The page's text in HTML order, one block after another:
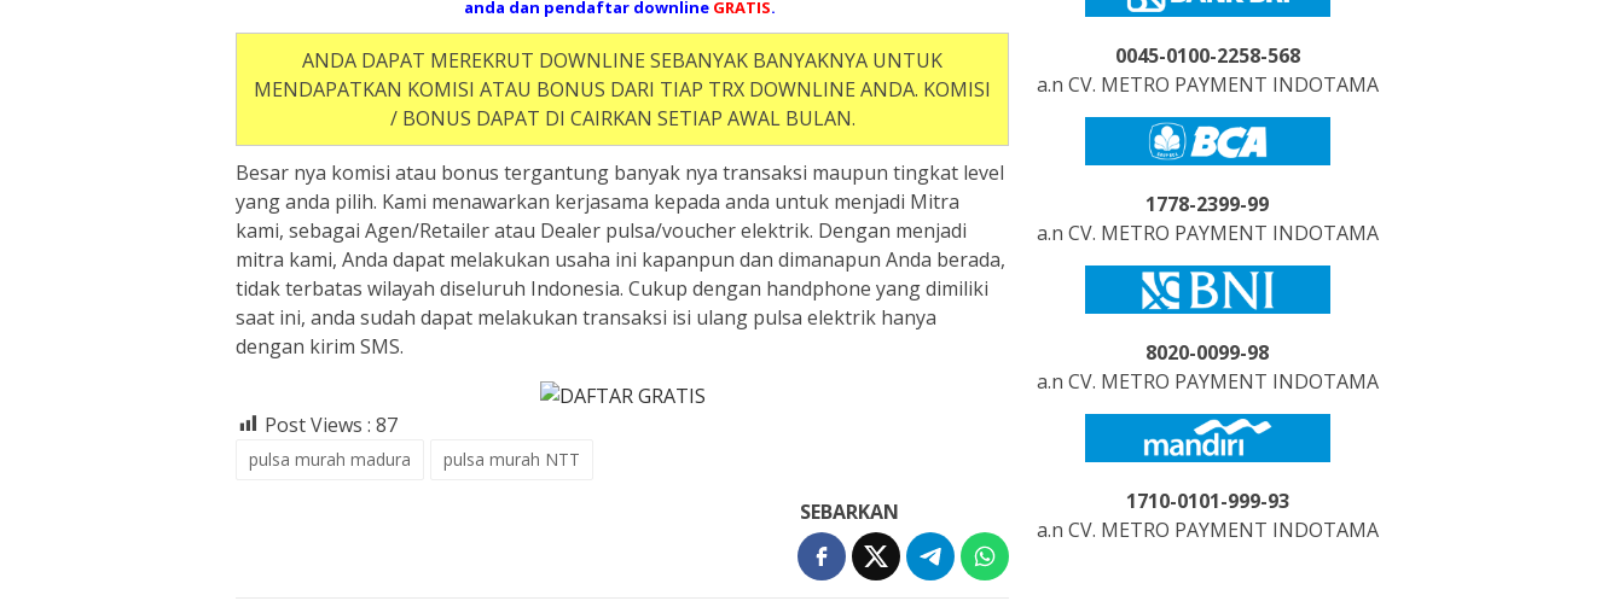
anda dan pendaftar downline GRATIS.
ANDA DAPAT MEREKRUT DOWNLINE SEBANYAK BANYAKNYA UNTUK
MENDAPATKAN KOMISI ATAU BONUS DARI TIAP TRX DOWNLINE ANDA. KOMISI
/ BONUS DAPAT DI CAIRKAN SETIAP AWAL BULAN.
Besar nya komisi atau bonus tergantung banyak nya transaksi maupun tingkat level
yang anda pilih. Kami menawarkan kerjasama kepada anda untuk menjadi Mitra
kami, sebagai Agen/Retailer atau Dealer pulsa/voucher elektrik. Dengan menjadi
mitra kami, Anda dapat melakukan usaha ini kapanpun dan dimanapun Anda berada,
tidak terbatas wilayah diseluruh Indonesia. Cukup dengan handphone yang dimiliki
saat ini, anda sudah dapat melakukan transaksi isi ulang pulsa elektrik hanya
dengan kirim SMS.
Post Views : 87
pulsa murah madura pulsa murah NTT
SEBARKAN
0045-0100-2258-568
a.n CV. METRO PAYMENT INDOTAMA
1778-2399-99
a.n CV. METRO PAYMENT INDOTAMA
8020-0099-98
a.n CV. METRO PAYMENT INDOTAMA
1710-0101-999-93
a.n CV. METRO PAYMENT INDOTAMA